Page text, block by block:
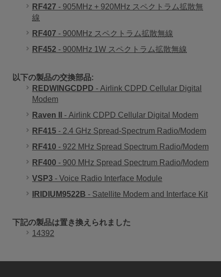
RF427 - 905MHz + 920MHz スペクトラム拡散無
線
RF407 - 900MHz スペクトラム拡散無線
RF452 - 900MHz 1W スペクトラム拡散無線
以下の製品の交換部品:
REDWINGCDPD - Airlink CDPD Cellular Digital
Modem
Raven II
- Airlink CDPD Cellular Digital Modem
RF415 - 2.4 GHz Spread-Spectrum Radio/Modem
RF410 - 922 MHz Spread Spectrum Radio/Modem
RF400 - 900 MHz Spread Spectrum Radio/Modem
VSP3 - Voice Radio Interface Module
IRIDIUM9522B - Satellite Modem and Interface Kit
下記の製品は置き換えられました
14392